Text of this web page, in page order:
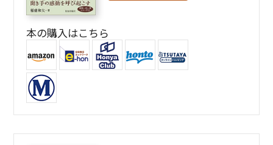
本の購入はこちら